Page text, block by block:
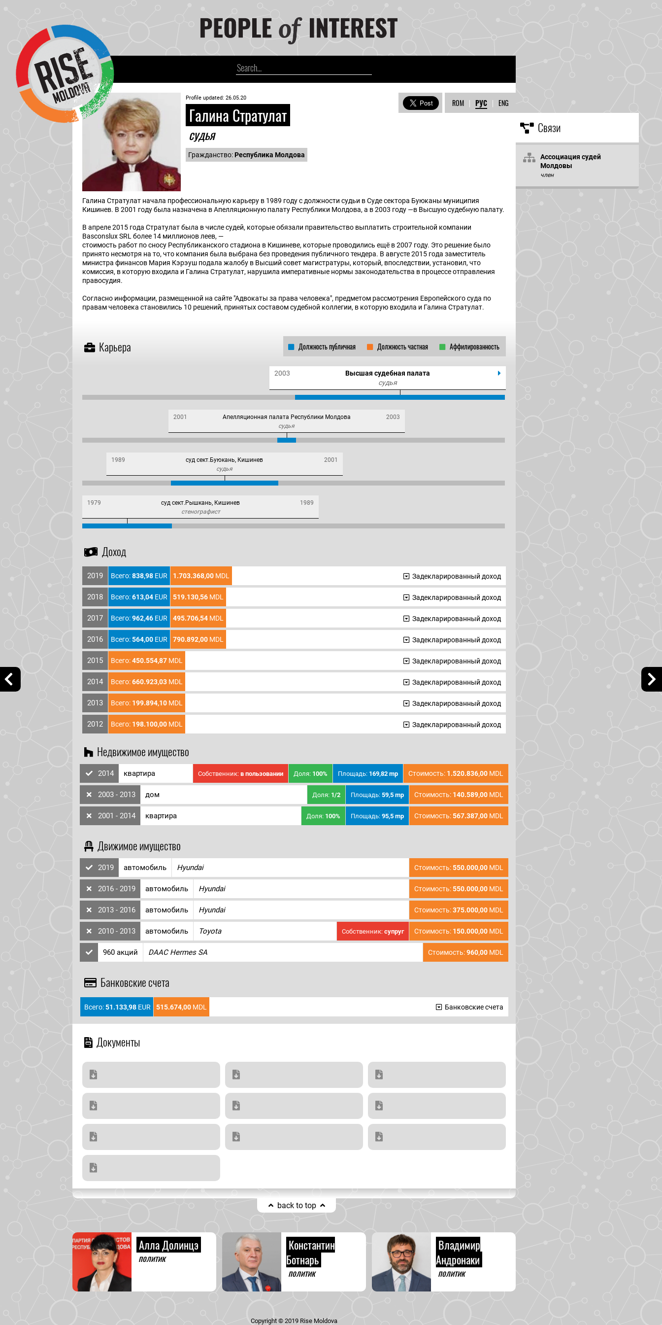
ENG
|
РУС
|
ROM
Profile updated: 26.05.20
Галина Стратулат
судья
Гражданство: Республика Молдова
Галина Стратулат начала профессиональную карьеру в 1989 году с должности судьи в Суде сектора Буюканы муниципия
Кишинев. В 2001 году была назначена в Апелляционную палату Республики Молдова, а в 2003 году —в Высшую судебную палату.
В апреле 2015 года Стратулат была в числе судей, которые обязали правительство выплатить строительной компании
Basconslux SRL более 14 миллионов леев, —
стоимость работ по сносу Республиканского стадиона в Кишиневе, которые проводились ещё в 2007 году. Это решение было
принято несмотря на то, что компания была выбрана без проведения публичного тендера. В августе 2015 года заместитель
министра финансов Мария Кэрэуш подала жалобу в Высший совет магистратуры, который, впоследствии, установил, что
комиссия, в которую входила и Галина Стратулат, нарушила императивные нормы законодательства в процессе отправления
правосудия.
Согласно информации, размещенной на сайте "Адвокаты за права человека", предметом рассмотрения Европейского суда по
правам человека становились 10 решений, принятых составом судебной коллегии, в которую входила и Галина Стратулат.
Аффилированность
Должность частная
Должность публичная
Карьера
2003
Высшая судебная палата
судья
2001 Апелляционная палата Республики Молдова
2003
судья
1989 суд сект.Буюкань, Кишинев
2001
судья
1979 суд сект.Рышкань, Кишинев
1989
стенографист
Доход
2019 Всего:838,98 EUR 1.703.368,00 MDL Задекларированный доход
2018 Всего:613,04 EUR 519.130,56 MDL Задекларированный доход
2017 Всего:962,46 EUR 495.706,54 MDL Задекларированный доход
2016 Всего:564,00 EUR 790.892,00 MDL Задекларированный доход
2015 Всего:450.554,87 MDL Задекларированный доход
2014 Всего:660.923,03 MDL Задекларированный доход
2013 Всего: 199.894,10 MDL Задекларированный доход
2012 Всего: 198.100,00 MDL Задекларированный доход
Недвижимое имущество
2014 квартира Стоимость: 1.520.836,00 MDL
Площадь: 169,82 mp
Доля: 100%
Собственник: в пользовании
2003 - 2013 дом Стоимость: 140.589,00 MDL
Площадь: 59,5 mp
Доля: 1/2
2001 - 2014 квартира Стоимость:567.387,00 MDL
Площадь: 95,5 mp
Доля: 100%
Движимое имущество
2019 автомобиль Hyundai Стоимость:550.000,00 MDL
2016 - 2019 автомобиль Hyundai Стоимость:550.000,00 MDL
2013 - 2016 автомобиль Hyundai Стоимость:375.000,00 MDL
2010 - 2013 автомобиль Toyota Стоимость: 150.000,00 MDL
Собственник: супруг
960 акций DAAC Hermes SA Стоимость:960,00 MDL
Банковские счета
Всего:51.133,98 EUR 515.674,00 MDL Банковские счета
Документы
back to top
Алла Долинцэ
политик
Константин
Ботнарь
политик
Владимир
Андронаки
политик
Copyright © 2019 Rise Moldova
Связи
Ассоциация судей
Молдовы
член